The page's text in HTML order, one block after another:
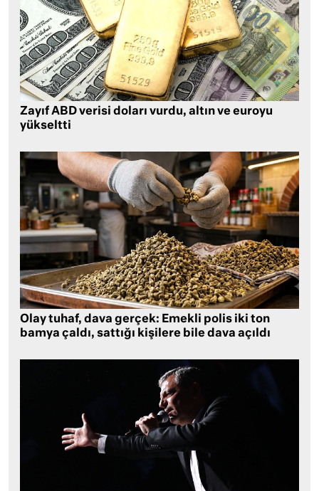
Zayıf ABD verisi doları vurdu, altın ve euroyu
yükseltti
Olay tuhaf, dava gerçek: Emekli polis iki ton
bamya çaldı, sattığı kişilere bile dava açıldı